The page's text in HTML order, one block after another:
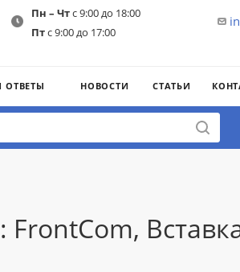
Пн – Чтс 9:00 до 18:00
Птс 9:00 до 17:00
ОТВЕТЫ НОВОСТИ СТАТЬИ